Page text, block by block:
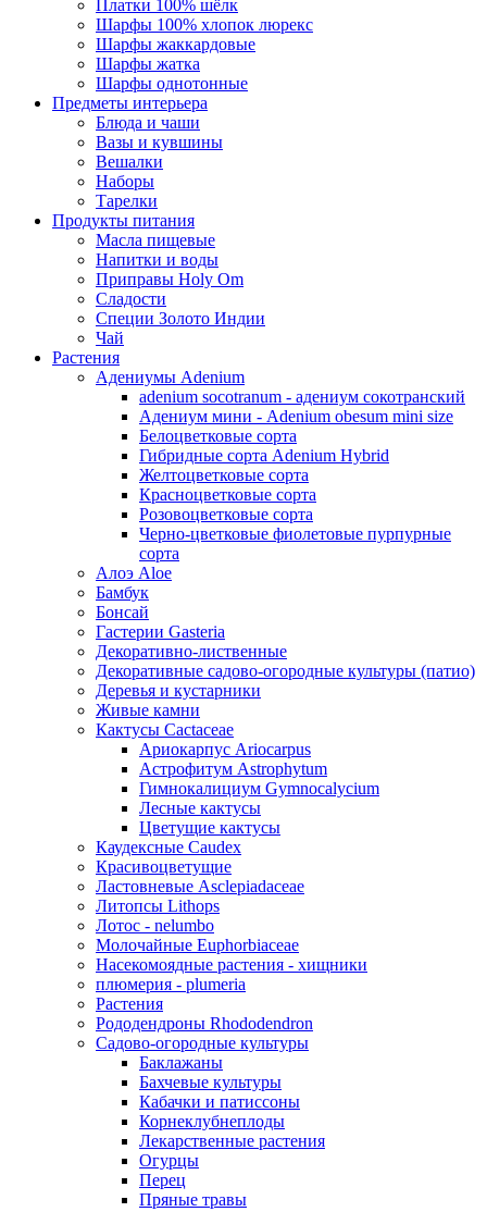
Платки 100% шёлк
Шарфы 100% хлопок люрекс
Шарфы жаккардовые
Шарфы жатка
Шарфы однотонные
Предметы интерьера
Блюда и чаши
Вазы и кувшины
Вешалки
Наборы
Тарелки
Продукты питания
Масла пищевые
Напитки и воды
Приправы Holy Om
Сладости
Специи Золото Индии
Чай
Растения
Адениумы Adenium
adenium socotranum - адениум сокотранский
Адениум мини - Adenium obesum mini size
Белоцветковые сорта
Гибридные сорта Adenium Hybrid
Желтоцветковые сорта
Красноцветковые сорта
Розовоцветковые сорта
Черно-цветковые фиолетовые пурпурные
сорта
Алоэ Aloe
Бамбук
Бонсай
Гастерии Gasteria
Декоративно-лиственные
Декоративные садово-огородные культуры (патио)
Деревья и кустарники
Живые камни
Кактусы Cactaceae
Ариокарпус Ariocarpus
Астрофитум Astrophytum
Гимнокалициум Gymnocalycium
Лесные кактусы
Цветущие кактусы
Каудексные Caudex
Красивоцветущие
Ластовневые Asclepiadaceae
Литопсы Lithops
Лотос - nelumbo
Молочайные Euphorbiaceae
Насекомоядные растения - хищники
плюмерия - plumeria
Растения
Рододендроны Rhododendron
Садово-огородные культуры
Баклажаны
Бахчевые культуры
Кабачки и патиссоны
Корнеклубнеплоды
Лекарственные растения
Огурцы
Перец
Пряные травы